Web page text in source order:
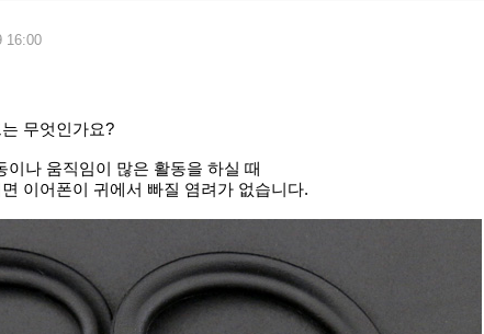
16:00
무엇인가요?
나 움직임이 많은 활동을 하실 때
이어폰이 귀에서 빠질 염려가 없습니다.